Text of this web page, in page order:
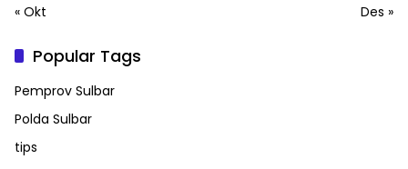
« Okt
Des »
Popular Tags
Pemprov Sulbar
Polda Sulbar
tips